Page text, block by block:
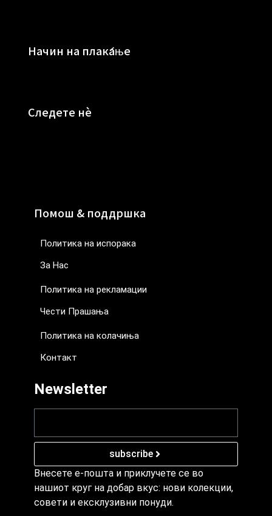
Начин на плаќање
Следете нè
Помош & поддршка
Политика на испорака
За Нас
Политика на рекламации
Чести Прашања
Политика на колачиња
Контакт
Newsletter
subscribe
Внесете е-пошта и приклучете се во
нашиот круг на добар вкус: нови колекции,
совети и ексклузивни понуди.